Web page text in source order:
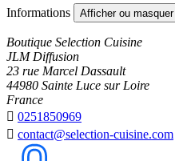
Informations Afficher ou
Boutique Selection Cuisine
JLM Diffusion
23 rue Marcel Dassault
44980 Sainte Luce sur Loire
France
 0251850969
 contact@selection-cuisine.com